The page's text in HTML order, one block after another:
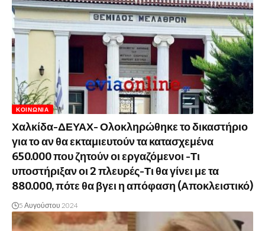
ΚΟΙΝΩΝΊΑ
Χαλκίδα-ΔΕΥΑΧ- Ολοκληρώθηκε το δικαστήριο
για το αν θα εκταμιευτούν τα κατασχεμένα
650.000 που ζητούν οι εργαζόμενοι -Τι
υποστήριξαν οι 2 πλευρές-Τι θα γίνει με τα
880.000, πότε θα βγει η απόφαση (Αποκλειστικό)
5 Αυγούστου 2024